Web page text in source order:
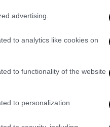
advertising.
to analytics like cookies on
to functionality of the website
to personalization.
μάχη